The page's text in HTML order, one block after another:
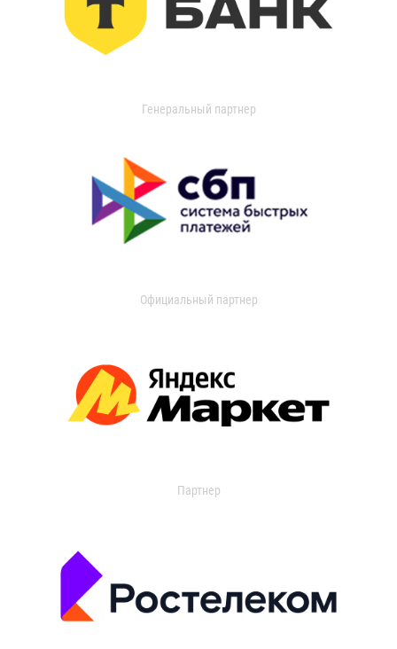
Генеральный партнер
Официальный партнер
Партнер